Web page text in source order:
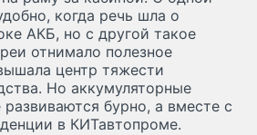
когда речь шла о
АКБ, но с другой такое
отнимало полезное
центр тяжести
Но аккумуляторные
бурно, а вместе с
в КИТавтопроме.